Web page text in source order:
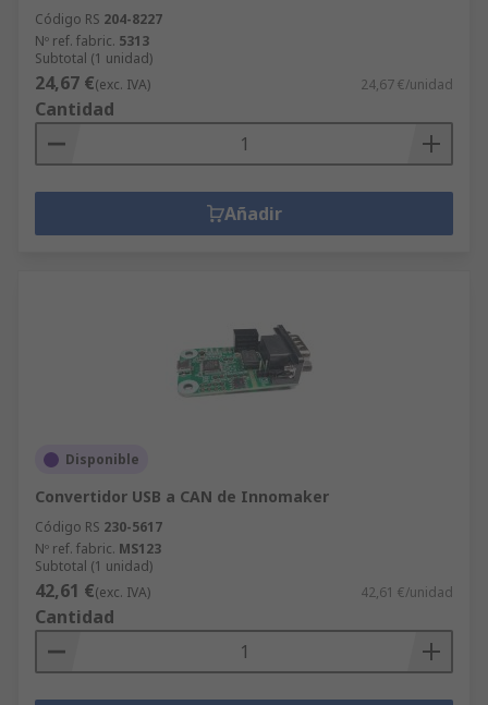
Código RS 204-8227
Nº ref. fabric. 5313
Subtotal (1 unidad)
24,67 €(exc. IVA) 24,67 €/unidad
Cantidad
Añadir
Disponible
Convertidor USB a CAN de Innomaker
Código RS 230-5617
Nº ref. fabric. MS123
Subtotal (1 unidad)
42,61 €(exc. IVA) 42,61 €/unidad
Cantidad